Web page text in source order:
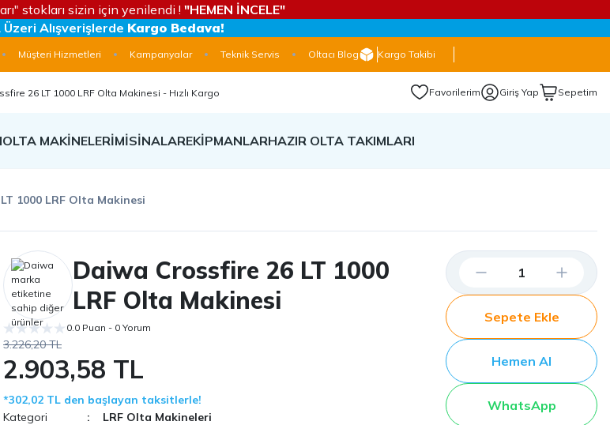
stokları sizin için yenilendi ! "HEMEN İNCELE"
Üzeri Alışverişlerde Kargo Bedava!
Müşteri Hizmetleri Kampanyalar Teknik Servis Oltacı Blog Kargo Takibi
Favorilerim Giriş Yap Sepetim
OLTA MAKİNELERİMİSİNALAREKİPMANLARHAZIR OLTA TAKIMLARI
1000 LRF Olta Makinesi
Daiwa Crossfire 26 LT 1000
LRF Olta Makinesi
0.0 Puan - 0 Yorum
3.226,20 TL
2.903,58 TL
*302,02 TL den başlayan taksitlerle!
Kategori
LRF Olta Makineleri
Sepete Ekle
Hemen Al
WhatsApp